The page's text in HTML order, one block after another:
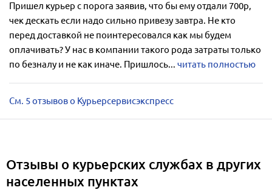
Пришел курьер с порога заявив, что бы ему отдали 700р,
чек дескать если надо сильно привезу завтра. Не кто
перед доставкой не поинтересовался как мы будем
оплачивать? У нас в компании такого рода затраты только
по безналу и не как иначе. Пришлось... читать полностью
См. 5 отзывов о Курьерсервисэкспресс
Отзывы о курьерских службах в других
населенных пунктах